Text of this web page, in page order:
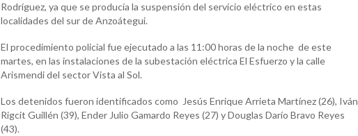
Rodríguez, ya que se producía la suspensión del servicio eléctrico en estas
localidades del sur de Anzoátegui.
El procedimiento policial fue ejecutado a las 11:00 horas de la noche de este
martes, en las instalaciones de la subestación eléctrica El Esfuerzo y la calle
Arismendi del sector Vista al Sol.
Los detenidos fueron identificados como Jesús Enrique Arrieta Martínez (26), Iván
Rigcit Guillén (39), Ender Julio Gamardo Reyes (27) y Douglas Darío Bravo Reyes
(43).